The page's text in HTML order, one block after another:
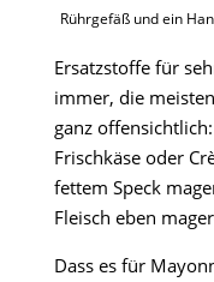
Rührgefäß und ein
Ersatzstoffe für
immer, die
ganz
Frischkäse oder
fettem Speck
Fleisch eben
Dass es für